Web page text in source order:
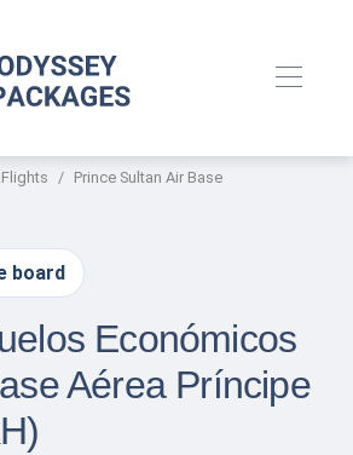
Flights Prince Sultan Air Base
board
Económicos
Aérea Príncipe